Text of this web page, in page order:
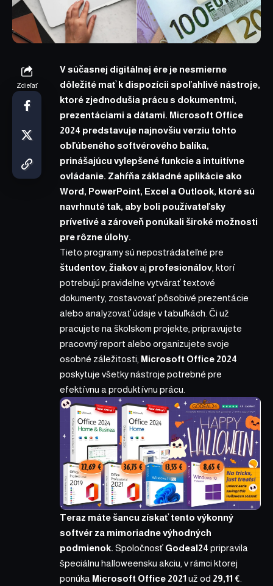
Zdieľať
V súčasnej digitálnej ére je nesmierne
dôležité mať k dispozícii spoľahlivé nástroje,
ktoré zjednodušia prácu s dokumentmi,
prezentáciami a dátami. Microsoft Office
2024 predstavuje najnovšiu verziu tohto
obľúbeného softvérového balíka,
prinášajúcu vylepšené funkcie a intuitívne
ovládanie. Zahŕňa základné aplikácie ako
Word, PowerPoint, Excel a Outlook, ktoré sú
navrhnuté tak, aby boli používateľsky
prívetivé a zároveň ponúkali široké možnosti
pre rôzne úlohy.
Tieto programy sú nepostrádateľné pre
študentov žiakovaj profesionálov , ktorí
potrebujú pravidelne vytvárať textové
dokumenty, zostavovať pôsobivé prezentácie
alebo analyzovať údaje v tabuľkách. Či už
pracujete na školskom projekte, pripravujete
pracovný report alebo organizujete svoje
osobné záležitosti, Microsoft Office 2024
poskytuje všetky nástroje potrebné pre
efektívnu a produktívnu prácu.
Teraz máte šancu získať tento výkonný
softvér za mimoriadne výhodných
podmienok. Spoločnosť Godeal24 pripravila
špeciálnu halloweensku akciu, v rámci ktorej
ponúka Microsoft Office 2021 už od 29,11 €